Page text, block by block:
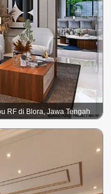
RF di Blora, Jawa Tengah